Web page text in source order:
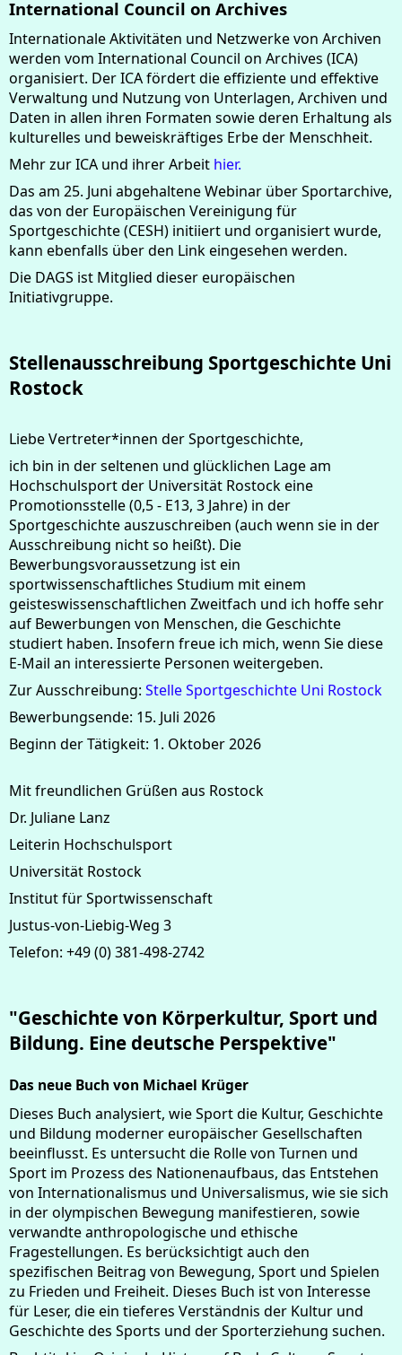
International Council on Archives
Internationale Aktivitäten und Netzwerke von Archiven
werden vom International Council on Archives (ICA)
organisiert. Der ICA fördert die effiziente und effektive
Verwaltung und Nutzung von Unterlagen, Archiven und
Daten in allen ihren Formaten sowie deren Erhaltung als
kulturelles und beweiskräftiges Erbe der Menschheit.
Mehr zur ICA und ihrer Arbeit hier.
Das am 25. Juni abgehaltene Webinar über Sportarchive,
das von der Europäischen Vereinigung für
Sportgeschichte (CESH) initiiert und organisiert wurde,
kann ebenfalls über den Link eingesehen werden.
Die DAGS ist Mitglied dieser europäischen
Initiativgruppe.
Stellenausschreibung Sportgeschichte Uni
Rostock
Liebe Vertreter*innen der Sportgeschichte,
ich bin in der seltenen und glücklichen Lage am
Hochschulsport der Universität Rostock eine
Promotionsstelle (0,5 - E13, 3 Jahre) in der
Sportgeschichte auszuschreiben (auch wenn sie in der
Ausschreibung nicht so heißt). Die
Bewerbungsvoraussetzung ist ein
sportwissenschaftliches Studium mit einem
geisteswissenschaftlichen Zweitfach und ich hoffe sehr
auf Bewerbungen von Menschen, die Geschichte
studiert haben. Insofern freue ich mich, wenn Sie diese
E-Mail an interessierte Personen weitergeben.
Zur Ausschreibung: Stelle Sportgeschichte Uni Rostock
Bewerbungsende: 15. Juli 2026
Beginn der Tätigkeit: 1. Oktober 2026
Mit freundlichen Grüßen aus Rostock
Dr. Juliane Lanz
Leiterin Hochschulsport
Universität Rostock
Institut für Sportwissenschaft
Justus-von-Liebig-Weg 3
Telefon: +49 (0) 381-498-2742
"Geschichte von Körperkultur, Sport und
Bildung. Eine deutsche Perspektive"
Das neue Buch von Michael Krüger
Dieses Buch analysiert, wie Sport die Kultur, Geschichte
und Bildung moderner europäischer Gesellschaften
beeinflusst. Es untersucht die Rolle von Turnen und
Sport im Prozess des Nationenaufbaus, das Entstehen
von Internationalismus und Universalismus, wie sie sich
in der olympischen Bewegung manifestieren, sowie
verwandte anthropologische und ethische
Fragestellungen. Es berücksichtigt auch den
spezifischen Beitrag von Bewegung, Sport und Spielen
zu Frieden und Freiheit. Dieses Buch ist von Interesse
für Leser, die ein tieferes Verständnis der Kultur und
Geschichte des Sports und der Sporterziehung suchen.